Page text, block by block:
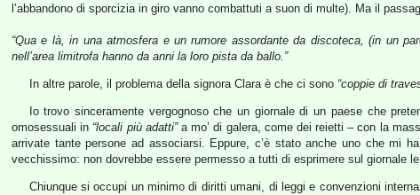
l’abbandono di sporcizia in giro vanno combattuti a suon di multe). Ma il
“Qua e là, in una atmosfera e un rumore assordante da discoteca, (in un
nell’area limitrofa hanno da anni la loro pista da ballo.”
In altre parole, il problema della signora Clara è che ci sono “coppie di
Io trovo sinceramente vergognoso che un giornale di un paese che
omosessuali in “locali più adatti”a mo’ di galera, come dei reietti – con la
arrivate tante persone ad associarsi. Eppure, c’è stato anche uno che mi
vecchissimo: non dovrebbe essere permesso a tutti di esprimere sul giornale
Chiunque si occupi un minimo di diritti umani, di leggi e convenzioni